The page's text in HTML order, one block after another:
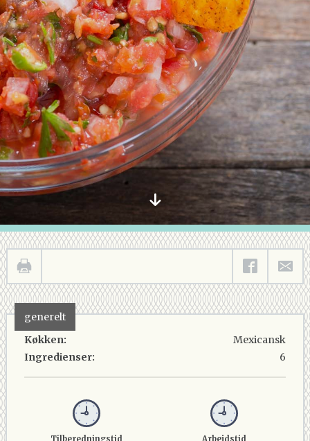
generelt
Køkken:
Ingredienser:
Mexicansk
6
Tilberedningstid
Arbejdstid